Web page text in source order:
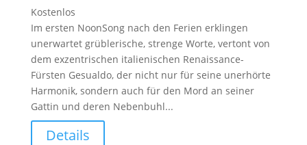
Kostenlos
Im ersten NoonSong nach den Ferien erklingen
unerwartet grüblerische, strenge Worte, vertont von
dem exzentrischen italienischen Renaissance-
Fürsten Gesualdo, der nicht nur für seine unerhörte
Harmonik, sondern auch für den Mord an seiner
Gattin und deren Nebenbuhl...
Details